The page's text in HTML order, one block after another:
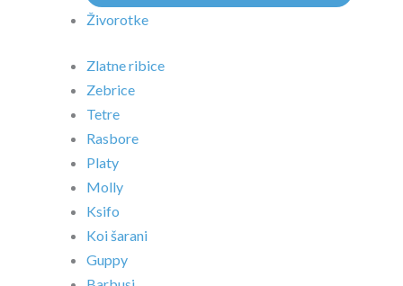
Živorotke
Zlatne ribice
Zebrice
Tetre
Rasbore
Platy
Molly
Ksifo
Koi šarani
Guppy